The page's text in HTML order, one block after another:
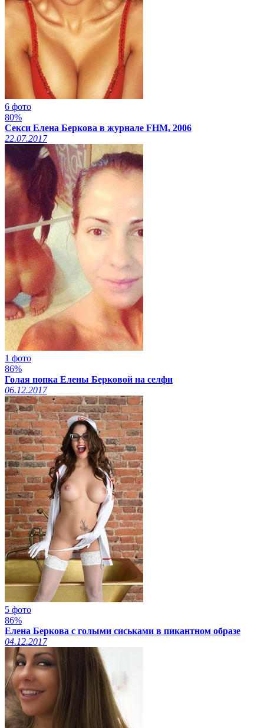
6 фото
80%
Секси Елена Беркова в журнале FHM, 2006
22.07.2017
1 фото
86%
Голая попка Елены Берковой на селфи
06.12.2017
5 фото
86%
Елена Беркова с голыми сиськами в пикантном образе
04.12.2017